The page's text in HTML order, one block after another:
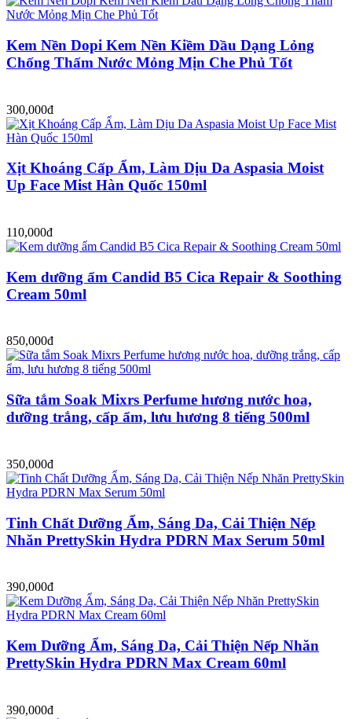
Kem Nền Dopi Kem Nền Kiềm Dầu Dạng Lỏng
Chống Thấm Nước Mỏng Mịn Che Phủ Tốt
300,000đ
Xịt Khoáng Cấp Ẩm, Làm Dịu Da Aspasia Moist
Up Face Mist Hàn Quốc 150ml
110,000đ
Kem dưỡng ẩm Candid B5 Cica Repair & Soothing
Cream 50ml
850,000đ
Sữa tắm Soak Mixrs Perfume hương nước hoa,
dưỡng trắng, cấp ẩm, lưu hương 8 tiếng 500ml
350,000đ
Tinh Chất Dưỡng Ẩm, Sáng Da, Cải Thiện Nếp
Nhăn PrettySkin Hydra PDRN Max Serum 50ml
390,000đ
Kem Dưỡng Ẩm, Sáng Da, Cải Thiện Nếp Nhăn
PrettySkin Hydra PDRN Max Cream 60ml
390,000đ